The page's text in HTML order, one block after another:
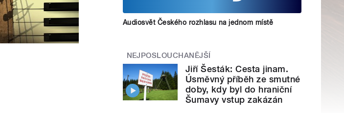
Audiosvět Českého rozhlasu na jednom místě
NEJPOSLOUCHANĚJŠÍ
Jiří Šesták: Cesta jinam.
Úsměvný příběh ze smutné
doby, kdy byl do hraniční
Šumavy vstup zakázán